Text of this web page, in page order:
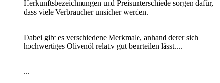
Herkunftsbezeichnungen und Preisunterschiede sorgen dafür,
dass viele Verbraucher unsicher werden.
Dabei gibt es verschiedene Merkmale, anhand derer sich
hochwertiges Olivenöl relativ gut beurteilen lässt....
...